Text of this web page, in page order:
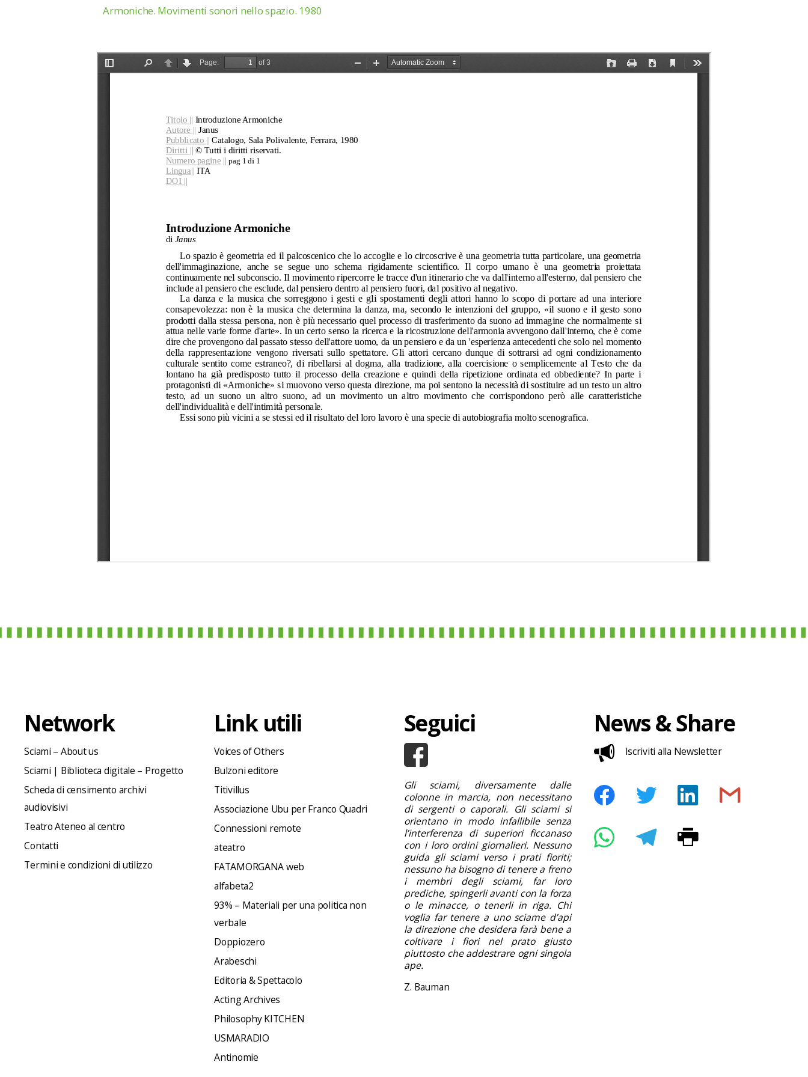
Armoniche. Movimenti sonori nello spazio. 1980
Network
Sciami – About us
Sciami | Biblioteca digitale – Progetto
Scheda di censimento archivi
audiovisivi
Teatro Ateneo al centro
Contatti
Termini e condizioni di utilizzo
Link utili
Voices of Others
Bulzoni editore
Titivillus
Associazione Ubu per Franco Quadri
Connessioni remote
ateatro
FATAMORGANA web
alfabeta2
93% – Materiali per una politica non
verbale
Doppiozero
Arabeschi
Editoria & Spettacolo
Acting Archives
Philosophy KITCHEN
USMARADIO
Antinomie
Seguici
Gli sciami, diversamente dalle
colonne in marcia, non necessitano
di sergenti o caporali. Gli sciami si
orientano in modo infallibile senza
l’interferenza di superiori ficcanaso
con i loro ordini giornalieri. Nessuno
guida gli sciami verso i prati fioriti;
nessuno ha bisogno di tenere a freno
i membri degli sciami, far loro
prediche, spingerli avanti con la forza
o le minacce, o tenerli in riga. Chi
voglia far tenere a uno sciame d’api
la direzione che desidera farà bene a
coltivare i fiori nel prato giusto
piuttosto che addestrare ogni singola
ape.
Z. Bauman
News & Share
Iscriviti alla Newsletter